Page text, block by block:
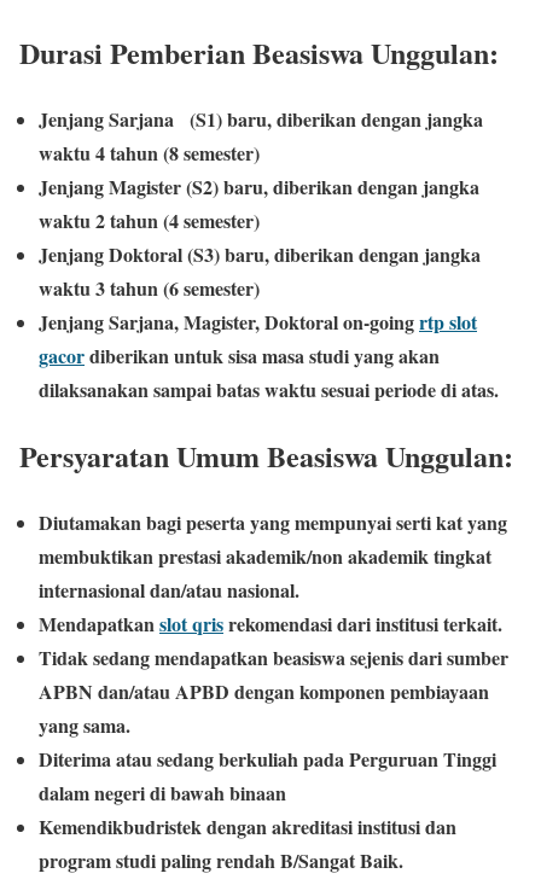
Durasi Pemberian Beasiswa Unggulan:
Jenjang Sarjana (S1) baru, diberikan dengan jangka
waktu 4 tahun (8 semester)
Jenjang Magister (S2) baru, diberikan dengan jangka
waktu 2 tahun (4 semester)
Jenjang Doktoral (S3) baru, diberikan dengan jangka
waktu 3 tahun (6 semester)
Jenjang Sarjana, Magister, Doktoral on-goingrtp slot
gacordiberikan untuk sisa masa studi yang akan
dilaksanakansampai batas waktu sesuai periode di atas.
Persyaratan Umum Beasiswa Unggulan:
Diutamakan bagi peserta yang mempunyai serti kat yang
membuktikan prestasi akademik/non akademik tingkat
internasional dan/atau nasional.
Mendapatkanslot qrisrekomendasi dari institusi terkait.
Tidak sedang mendapatkan beasiswa sejenis dari sumber
APBN dan/atau APBD dengan komponen pembiayaan
yang sama.
Diterima atau sedang berkuliah pada Perguruan Tinggi
dalam negeri di bawah binaan
Kemendikbudristek dengan akreditasi institusi dan
program studi paling rendah B/Sangat Baik.